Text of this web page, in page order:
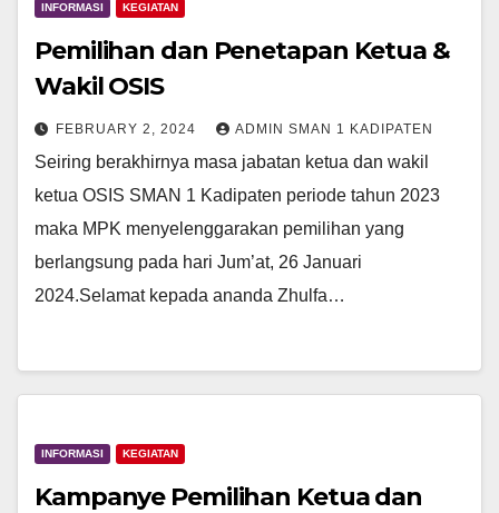
INFORMASI KEGIATAN
Pemilihan dan Penetapan Ketua &
Wakil OSIS
FEBRUARY 2, 2024 ADMIN SMAN 1 KADIPATEN
Seiring berakhirnya masa jabatan ketua dan wakil
ketua OSIS SMAN 1 Kadipaten periode tahun 2023
maka MPK menyelenggarakan pemilihan yang
berlangsung pada hari Jum’at, 26 Januari
2024.Selamat kepada ananda Zhulfa…
INFORMASI KEGIATAN
Kampanye Pemilihan Ketua dan